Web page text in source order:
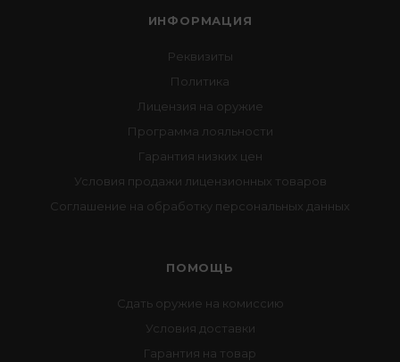
ИНФОРМАЦИЯ
Реквизиты
Политика
Лицензия на оружие
Программа лояльности
Гарантия низких цен
Условия продажи лицензионных товаров
Соглашение на обработку персональных данных
ПОМОЩЬ
Сдать оружие на комиссию
Условия доставки
Гарантия на товар